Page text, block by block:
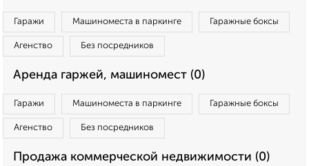
Гаражи Машиноместа в паркинге Гаражные боксы
Агенство Без посредников
Аренда гаржей, машиномест (0)
Гаражи Машиноместа в паркинге Гаражные боксы
Агенство Без посредников
Продажа коммерческой недвижимости (0)